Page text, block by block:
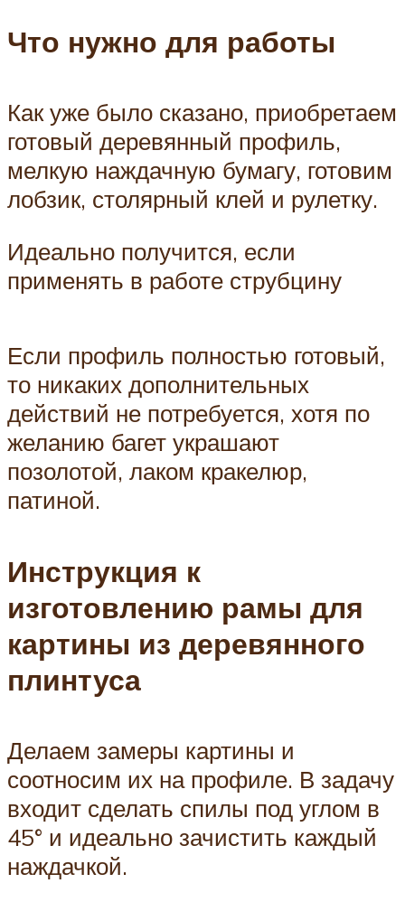
Что нужно для работы
Как уже было сказано, приобретаем
готовый деревянный профиль,
мелкую наждачную бумагу, готовим
лобзик, столярный клей и рулетку.
Идеально получится, если
применять в работе струбцину
Если профиль полностью готовый,
то никаких дополнительных
действий не потребуется, хотя по
желанию багет украшают
позолотой, лаком кракелюр,
патиной.
Инструкция к
изготовлению рамы для
картины из деревянного
плинтуса
Делаем замеры картины и
соотносим их на профиле. В задачу
входит сделать спилы под углом в
45° и идеально зачистить каждый
наждачкой.